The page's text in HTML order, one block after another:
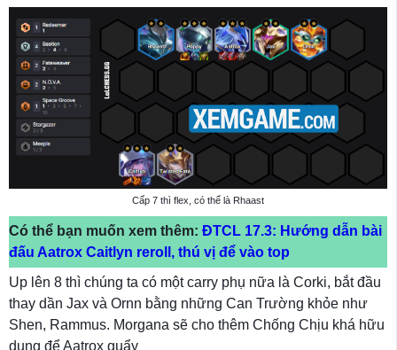
Cấp 7 thì flex, có thể là Rhaast
Có thể bạn muốn xem thêm: ĐTCL 17.3: Hướng dẫn bài
đấu Aatrox Caitlyn reroll, thú vị để vào top
Up lên 8 thì chúng ta có một carry phụ nữa là Corki, bắt đầu
thay dần Jax và Ornn bằng những Can Trường khỏe như
Shen, Rammus. Morgana sẽ cho thêm Chống Chịu khá hữu
dụng để Aatrox quẩy